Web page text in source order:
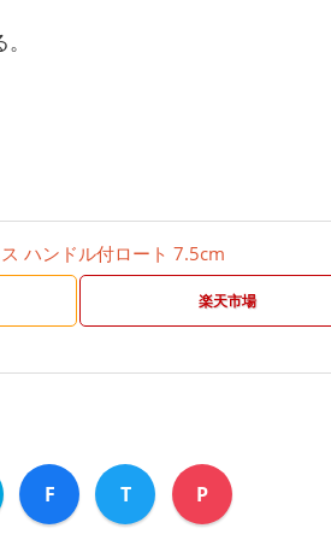
ハンドル付ロート 7.5cm
楽天市場
F T P